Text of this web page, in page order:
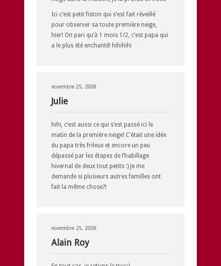
Ici c’est petit fiston qui s’est fait réveillé
pour observer sa toute première neige,
hier! On pari qu’à 1 mois 1/2, c’est papa qui
a le plus été enchanté! hihihihi
novembre 25, 2008
Julie
hihi, c’est aussi ce qui s’est passé ici le
matin de la première neige! C’était une idée
du papa très frileux et encore un peu
dépassé par les étapes de l’habillage
hivernal de deux tout petits :) Je me
demande si plusieurs autres familles ont
fait la même chose?!
novembre 25, 2008
Alain Roy